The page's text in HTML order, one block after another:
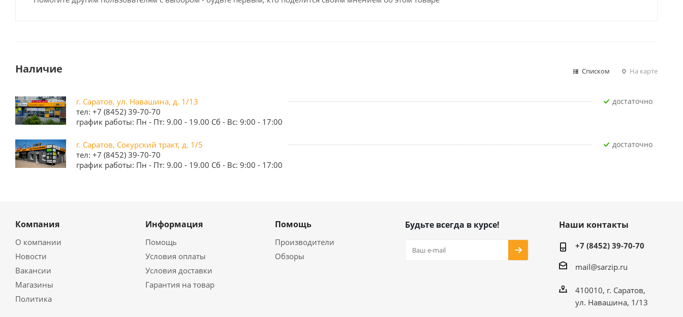
Наличие Списком На карте
г. Саратов, ул. Навашина, д. 1/13
тел: +7 (8452) 39-70-70
график работы: Пн - Пт: 9.00 - 19.00 Сб - Вс: 9:00 - 17:00
Достаточно
г. Саратов, Сокурский тракт, д. 1/5
тел: +7 (8452) 39-70-70
график работы: Пн - Пт: 9.00 - 19.00 Сб - Вс: 9:00 - 17:00
Достаточно
Компания
О компании
Новости
Вакансии
Магазины
Политика
Информация
Помощь
Условия оплаты
Условия доставки
Гарантия на товар
Помощь
Производители
Обзоры
Будьте всегда в курсе! Наши контакты
+7 (8452) 39-70-70
mail@sarzip.ru
410010, г. Саратов,
ул. Навашина, 1/13